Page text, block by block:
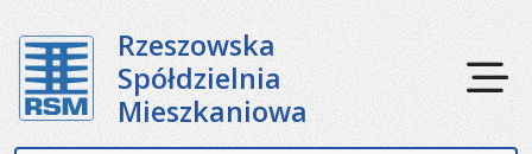
Rzeszowska
Spółdzielnia
Mieszkaniowa